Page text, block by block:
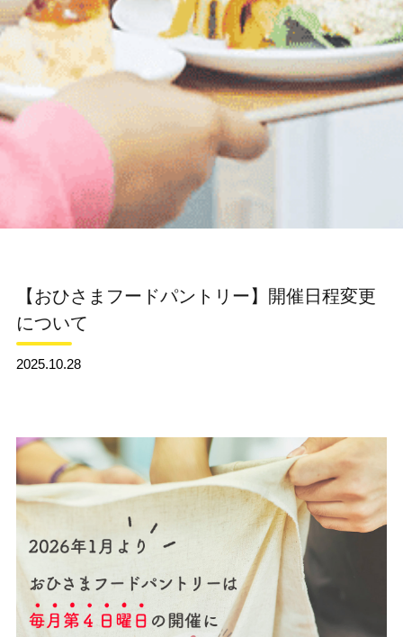
【おひさまフードパントリー】開催日程変更
について
2025.10.28